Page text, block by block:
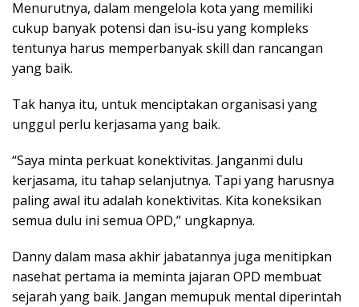
Menurutnya, dalam mengelola kota yang memiliki
cukup banyak potensi dan isu-isu yang kompleks
tentunya harus memperbanyak skill dan rancangan
yang baik.
Tak hanya itu, untuk menciptakan organisasi yang
unggul perlu kerjasama yang baik.
“Saya minta perkuat konektivitas. Janganmi dulu
kerjasama, itu tahap selanjutnya. Tapi yang harusnya
paling awal itu adalah konektivitas. Kita koneksikan
semua dulu ini semua OPD,” ungkapnya.
Danny dalam masa akhir jabatannya juga menitipkan
nasehat pertama ia meminta jajaran OPD membuat
sejarah yang baik. Jangan memupuk mental diperintah